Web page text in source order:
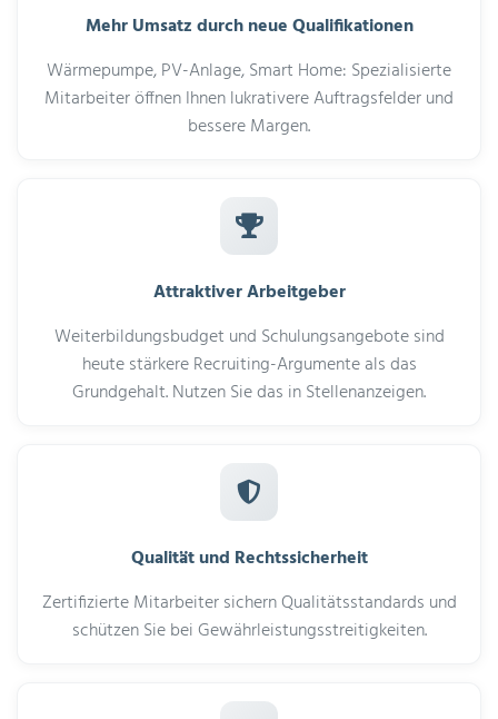
Mehr Umsatz durch neue Qualifikationen
Wärmepumpe, PV-Anlage, Smart Home: Spezialisierte
Mitarbeiter öffnen Ihnen lukrativere Auftragsfelder und
bessere Margen.
Attraktiver Arbeitgeber
Weiterbildungsbudget und Schulungsangebote sind
heute stärkere Recruiting-Argumente als das
Grundgehalt. Nutzen Sie das in Stellenanzeigen.
Qualität und Rechtssicherheit
Zertifizierte Mitarbeiter sichern Qualitätsstandards und
schützen Sie bei Gewährleistungsstreitigkeiten.